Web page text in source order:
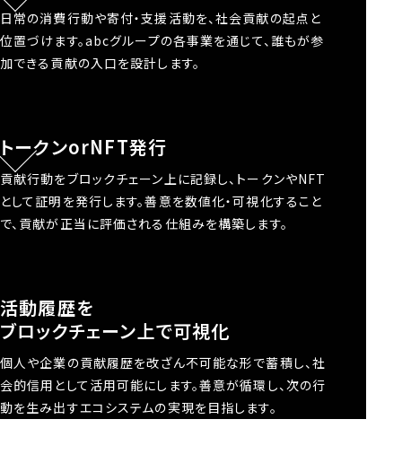
日常の消費行動や寄付・支援活動を、社会貢献の起点と
位置づけます。abcグループの各事業を通じて、誰もが参
加できる貢献の入口を設計します。
トークンorNFT発行
貢献行動をブロックチェーン上に記録し、トークンやNFT
として証明を発行します。善意を数値化・可視化すること
で、貢献が正当に評価される仕組みを構築します。
活動履歴を
ブロックチェーン上で可視化
個人や企業の貢献履歴を改ざん不可能な形で蓄積し、社
会的信用として活用可能にします。善意が循環し、次の行
動を生み出すエコシステムの実現を目指します。